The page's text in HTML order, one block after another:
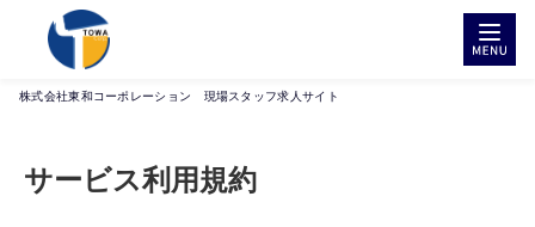
株式会社東和コーポレーション 現場スタッフ求人サイト
サービス利用規約